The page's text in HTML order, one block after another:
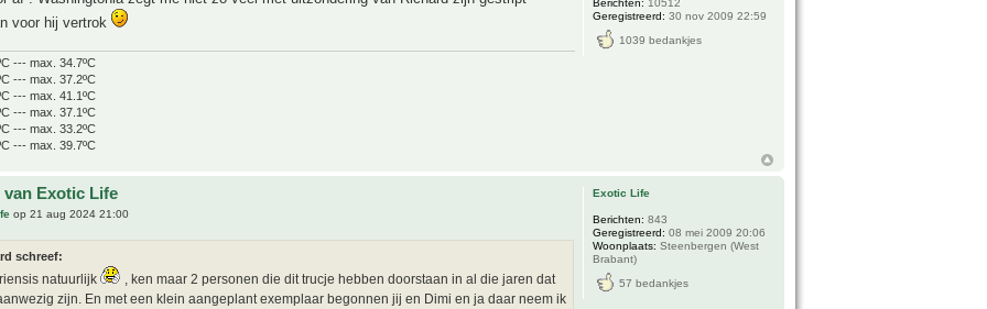
voor hij vertrok
--- max. 34.7ºC
--- max. 37.2ºC
--- max. 41.1ºC
--- max. 37.1ºC
--- max. 33.2ºC
--- max. 39.7ºC
Berichten: 10512
Geregistreerd: 30 nov 2009 22:59
1039 bedankjes
van Exotic Life
op 21 aug 2024 21:00
schreef:
natuurlijk
, ken maar 2 personen die dit trucje hebben doorstaan in al die jaren dat
zijn. En met een klein aangeplant exemplaar begonnen jij en Dimi en ja daar neem ik
Exotic Life
Berichten: 843
Geregistreerd: 08 mei 2009 20:06
Woonplaats: Steenbergen (West
Brabant)
57 bedankjes